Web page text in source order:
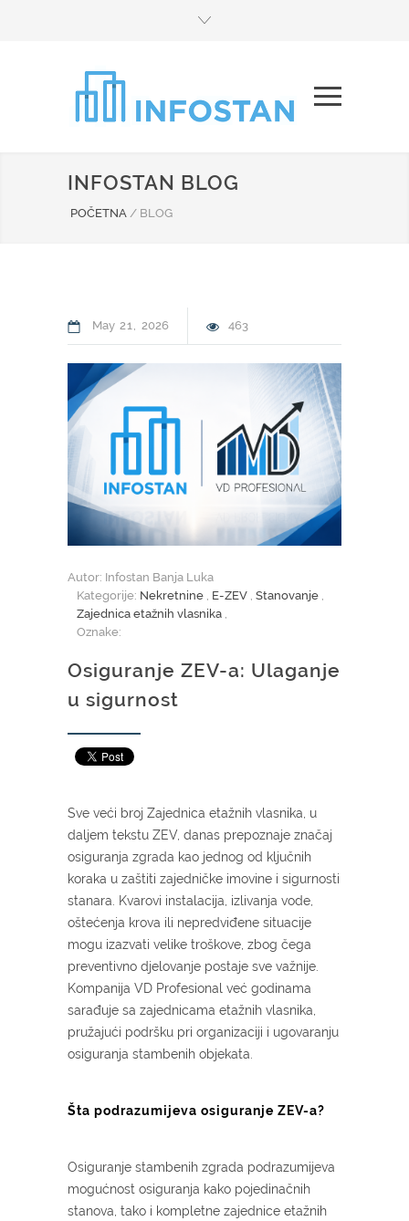
INFOSTAN BLOG
POČETNA / BLOG
May 21 2026 463
Autor: Infostan Banja Luka
Kategorije: Nekretnine , E-ZEV , Stanovanje ,
Zajednica etažnih vlasnika ,
Oznake:
Osiguranje ZEV-a: Ulaganje
u sigurnost
Sve veći broj Zajednica etažnih vlasnika, u
daljem tekstu ZEV, danas prepoznaje značaj
osiguranja zgrada kao jednog od ključnih
koraka u zaštiti zajedničke imovine i sigurnosti
stanara. Kvarovi instalacija, izlivanja vode,
oštećenja krova ili nepredviđene situacije
mogu izazvati velike troškove, zbog čega
preventivno djelovanje postaje sve važnije.
Kompanija VD Profesional već godinama
sarađuje sa zajednicama etažnih vlasnika,
pružajući podršku pri organizaciji i ugovaranju
osiguranja stambenih objekata.
Šta podrazumijeva osiguranje ZEV-a?
Osiguranje stambenih zgrada podrazumijeva
mogućnost osiguranja kako pojedinačnih
stanova, tako i kompletne zajednice etažnih